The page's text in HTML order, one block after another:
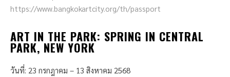
https://www.bangkokartcity.org/th/passport
ART IN THE PARK: SPRING IN CENTRAL
PARK, NEW YORK
วันที่: 23 กรกฎาคม – 13 สิงหาคม 2568